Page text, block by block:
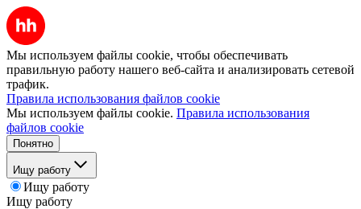
Мы используем файлы cookie, чтобы обеспечивать
правильную работу нашего веб-сайта и анализировать сетевой
трафик.
Правила использования файлов cookie
Мы используем файлы cookie. Правила использования
файлов cookie
Понятно
Ищу работу
Ищу работу
Ищу работу